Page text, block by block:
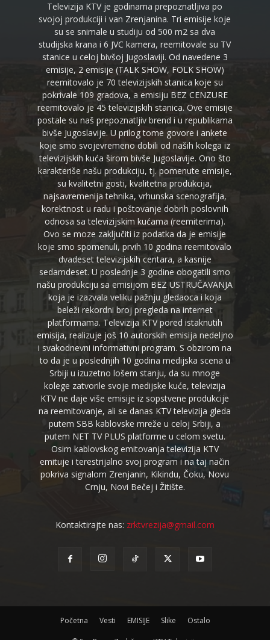
Televizija KTV je godinama prepoznatljiva po
svojoj produkciji i van Zrenjanina. Tri emisije koje
su se snimale u studiju od 500 m2 sa dva
studijska krana i 6 JVC kamera, reemitovale su TV
stanice u celoj bivšoj Jugoslaviji. Od navedene 3
emisije, 2 emisije (TALK SHOW, FOLK SHOW)
reemitovalo je 70 televizijskih stanica koje su
pokrivale 109 gradova, a emisiju BEZ CENZURE
reemitovalo je 45 televizijskih stanica. Ove emisije
postale su naš prepoznatljiv brend i u republikama
bivše Jugoslavije. U prilog tome govore i ankete
koje smo svojevremeno dobili od naših kolega iz
televizijskih kuća širom bivše Jugoslavije. Ono što
karakteriše našu produkciju, tj. pomenute emisije,
su kvalitetni gosti, kvalitetna produkcija,
najsavremenija tehnika, vrhunska scenografija,
korektnost u radu i poštovanje dobrih poslovnih
odnosa sa televizijskim kućama (reemiterima).
Ovo se moze zaključiti iz podatka da je emisije
koje smo spomenuli, prvih 10 godina reemitovalo
dvadeset televizijskih centara, a kasnije
sedamdeset. U poslednje 3 godine obogatili smo
našu produkciju sa emisijom BEZ USTRUČAVANJA
koja je izazvala veliku pažnju gledaoca i koja
beleži rekordni broj pregleda na internet
platformama. Televizija KTV pored istaknutih
emisija, realizuje još 10 autorskih emisija nedeljno
i svakodnevni informativni program. S obzirom na
to da je u poslednjih 10 godina medijska scena u
Srbiji u izuzetno lošem stanju, da su mnoge
kolege zatvorile svoje medijske kuće, televizija
KTV ne daje više emisije iz sopstvene produkcije
na reemitovanje, ali se danas KTV televizija gleda
putem SBB kablovske mreže u celoj Srbiji, a
putem NET TV PLUS platforme u celom svetu.
Osim kablovskog emitovanja televizija KTV
emituje i terestrijalno svoj program i na taj način
pokriva signalom Zrenjanin, Kikindu, Čoku, Novu
Crnju, Novi Bečej i Žitište.
Kontaktirajte nas: zrktvrezija@gmail.com
Početna Vesti EMISIJE Slike Ostalo